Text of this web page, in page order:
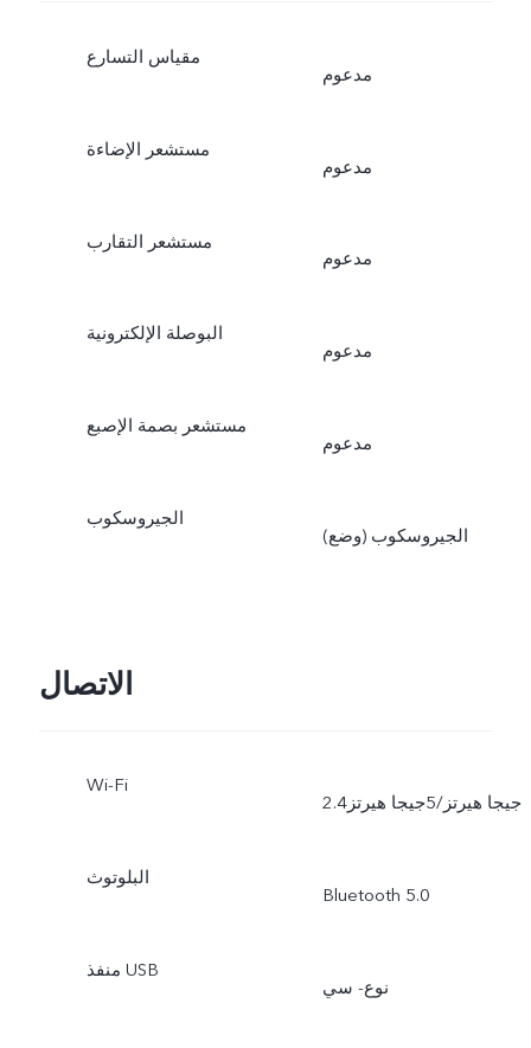
AI Face Beauty
مقياس التسارع
مدعوم
مستشعر الإضاءة
مدعوم
مستشعر التقارب
مدعوم
البوصلة الإلكترونية
مدعوم
مستشعر بصمة الإصبع
مدعوم
الجيروسكوب
الجيروسكوب (وضع)
الاتصال
Wi-Fi
2.4جيجا هيرتز/5جيجا هيرتز
البلوتوث
Bluetooth 5.0
منفذ USB
نوع- سي